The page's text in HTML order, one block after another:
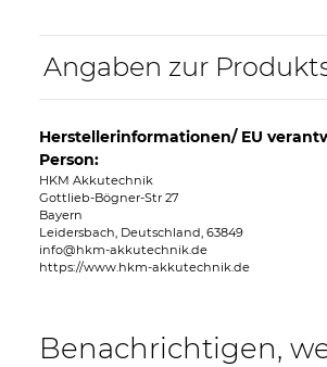
Angaben zur
Herstellerinformationen/ EU
Person:
HKM Akkutechnik
Gottlieb-Bögner-Str 27
Bayern
Leidersbach, Deutschland, 63849
info@hkm-akkutechnik.de
https://www.hkm-akkutechnik.de
Benachrichtigen,